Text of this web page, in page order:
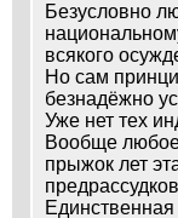
Безусловно
всякого
Но сам
безнадёжно
Уже нет тех
Вообще любое
прыжок лет